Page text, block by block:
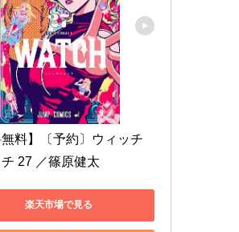
無料】〔予約〕ウィッチ
27 ／篠原健太
楽天市場で見る